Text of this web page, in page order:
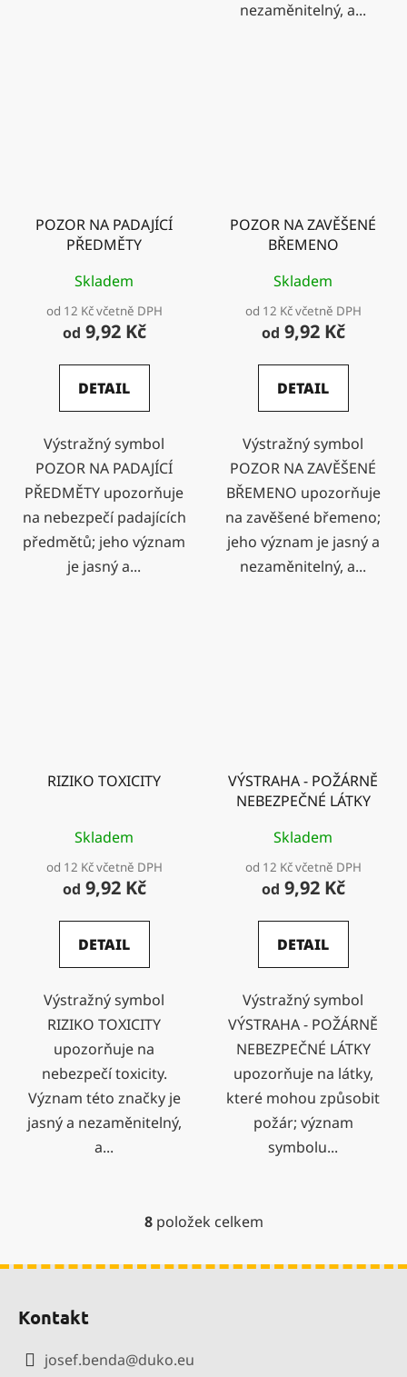
nezaměnitelný, a...
POZOR NA PADAJÍCÍ
PŘEDMĚTY
Skladem
od 12 Kč včetně DPH
od 9,92 Kč
DETAIL
Výstražný symbol
POZOR NA PADAJÍCÍ
PŘEDMĚTY upozorňuje
na nebezpečí padajících
předmětů; jeho význam
je jasný a...
POZOR NA ZAVĚŠENÉ
BŘEMENO
Skladem
od 12 Kč včetně DPH
od 9,92 Kč
DETAIL
Výstražný symbol
POZOR NA ZAVĚŠENÉ
BŘEMENO upozorňuje
na zavěšené břemeno;
jeho význam je jasný a
nezaměnitelný, a...
RIZIKO TOXICITY
Skladem
od 12 Kč včetně DPH
od 9,92 Kč
DETAIL
Výstražný symbol
RIZIKO TOXICITY
upozorňuje na
nebezpečí toxicity.
Význam této značky je
jasný a nezaměnitelný,
a...
VÝSTRAHA - POŽÁRNĚ
NEBEZPEČNÉ LÁTKY
Skladem
od 12 Kč včetně DPH
od 9,92 Kč
DETAIL
Výstražný symbol
VÝSTRAHA - POŽÁRNĚ
NEBEZPEČNÉ LÁTKY
upozorňuje na látky,
které mohou způsobit
požár; význam
symbolu...
O
l
8položek celkem
Kontakt
josef.benda@duko.eu